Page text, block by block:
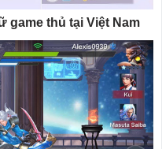
game thủ tại Việt Nam